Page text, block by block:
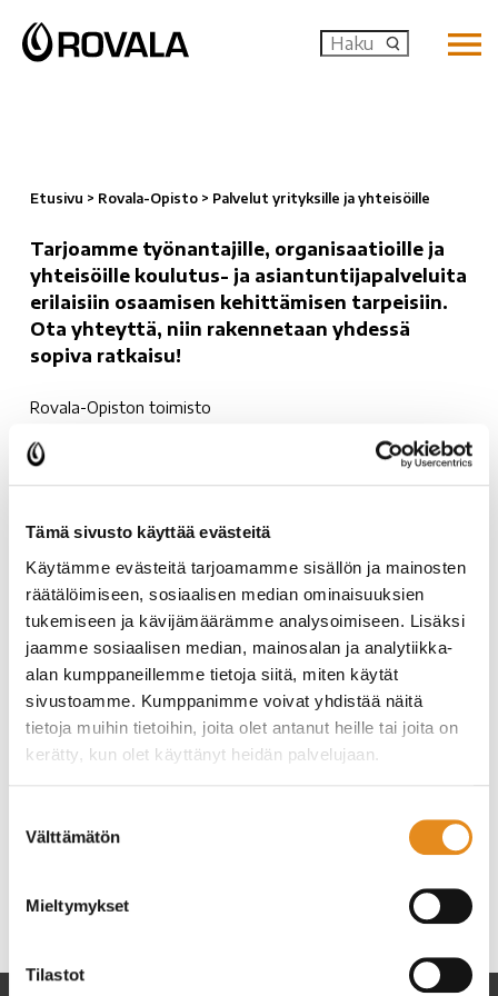
Tämä sivusto käyttää evästeitä
Käytämme evästeitä tarjoamamme sisällön ja mainosten
räätälöimiseen, sosiaalisen median ominaisuuksien
tukemiseen ja kävijämäärämme analysoimiseen. Lisäksi
jaamme sosiaalisen median, mainosalan ja analytiikka-
alan kumppaneillemme tietoja siitä, miten käytät
sivustoamme. Kumppanimme voivat yhdistää näitä
tietoja muihin tietoihin, joita olet antanut heille tai joita on
kerätty, kun olet käyttänyt heidän palvelujaan.
valinta
Välttämätön
Mieltymykset
Tilastot
Etusivu > Rovala-Opisto > Palvelut yrityksille ja yhteisöille
Tarjoamme työnantajille, organisaatioille ja
yhteisöille koulutus- ja asiantuntijapalveluita
erilaisiin osaamisen kehittämisen tarpeisiin.
Ota yhteyttä, niin rakennetaan yhdessä
sopiva ratkaisu!
Rovala-Opiston toimisto
rovala-opisto(at)rovala.fi
Rovala-Opisto
040 487 3015
mervi.kutuniva(at)rovala.fi
Henna Palovaara
Rovala-Opisto
Koulutuspäällikkö
(monikielinen koulutus ja työelämä)
040-8295734
henna.palovaara(at)rovala.fi
Rovala-Opisto
sari.laatikainen(at)rovala.fi